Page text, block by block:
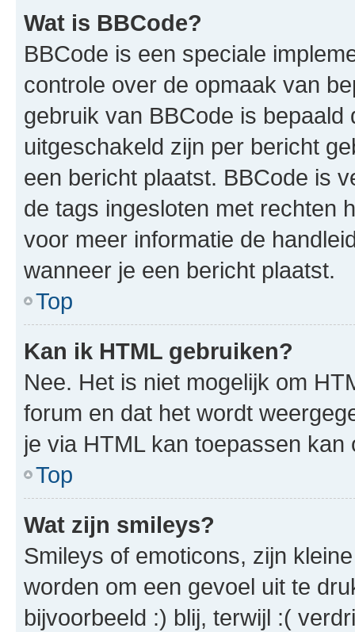
Wat is BBCode?
BBCode is een speciale
controle over de opmaak van
gebruik van BBCode is
uitgeschakeld zijn per bericht
een bericht plaatst. BBCode is
de tags ingesloten met rechten
voor meer informatie de
wanneer je een bericht plaatst.
Top
Kan ik HTML gebruiken?
Nee. Het is niet mogelijk om
forum en dat het wordt
je via HTML kan toepassen
Top
Wat zijn smileys?
Smileys of emoticons, zijn
worden om een gevoel uit te
bijvoorbeeld :) blij, terwijl :(